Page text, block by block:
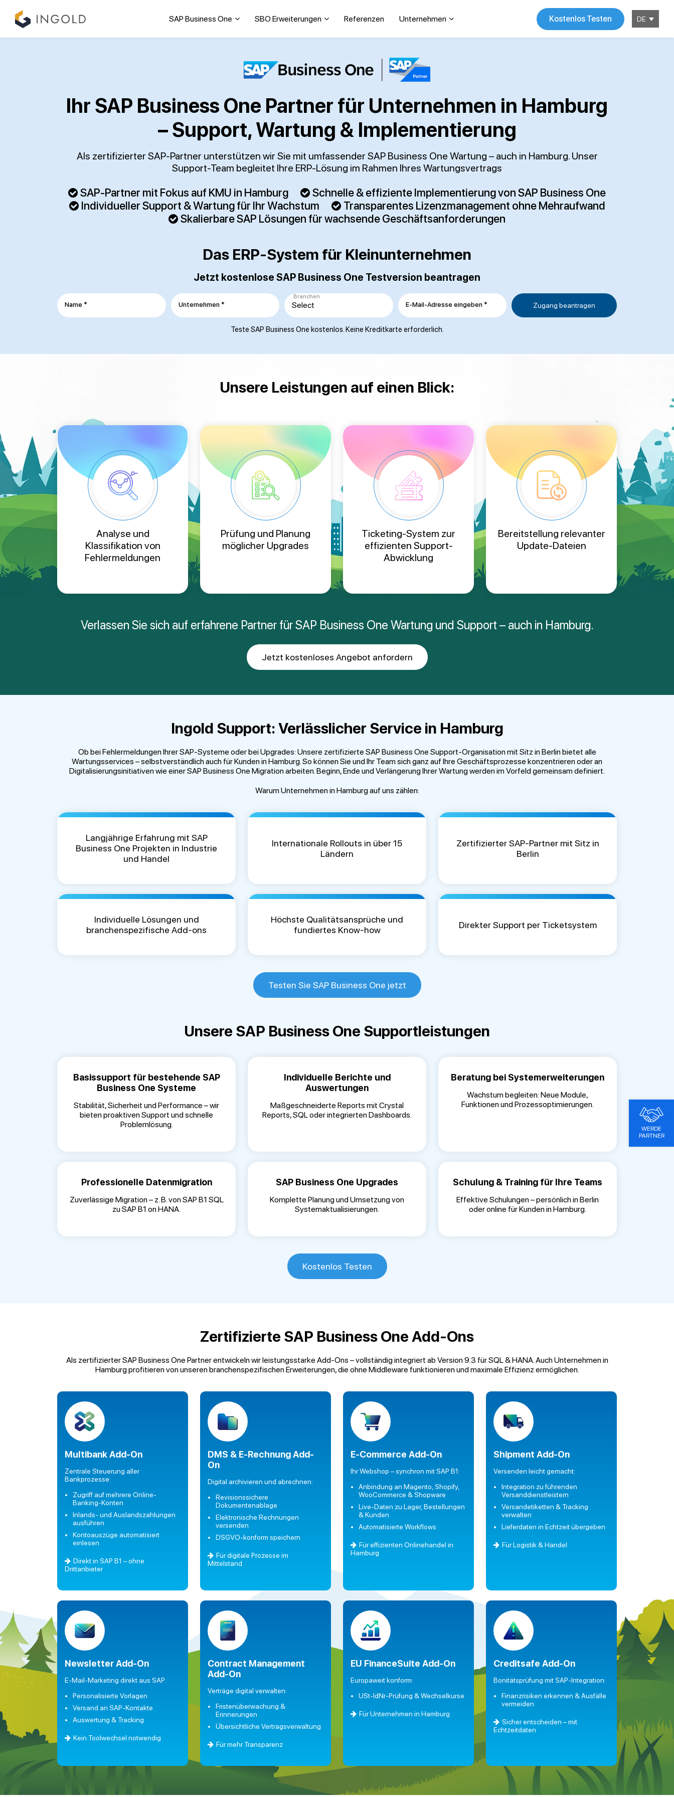
SAP Business One SBO Erweiterungen Referenzen Unternehmen DE
Kostenlos Testen
Ihr SAP Business One Partner für Unternehmen in Hamburg
– Support, Wartung & Implementierung
Als zertifizierter SAP-Partner unterstützen wir Sie mit umfassender SAP Business One Wartung – auch in Hamburg. Unser
Support-Team begleitet Ihre ERP-Lösung im Rahmen Ihres Wartungsvertrags
SAP-Partner mit Fokus auf KMU in Hamburg
Schnelle & effiziente Implementierung von SAP Business One
Individueller Support & Wartung für Ihr Wachstum
Transparentes Lizenzmanagement ohne Mehraufwand
Skalierbare SAP Lösungen für wachsende Geschäftsanforderungen
Das ERP-System für Kleinunternehmen
Jetzt kostenlose SAP Business One Testversion beantragen
Name * Unternehmen *
Branchen
E-Mail-Adresse eingeben *
Teste SAP Business One kostenlos. Keine Kreditkarte erforderlich.
Unsere Leistungen auf einen Blick:
Analyse und
Klassifikation von
Fehlermeldungen
Prüfung und Planung
möglicher Upgrades
Ticketing-System zur
effizienten Support-
Abwicklung
Bereitstellung relevanter
Update-Dateien
Verlassen Sie sich auf erfahrene Partner für SAP Business One Wartung und Support – auch in Hamburg.
Jetzt kostenloses Angebot anfordern
Ingold Support: Verlässlicher Service in Hamburg
Ob bei Fehlermeldungen Ihrer SAP-Systeme oder bei Upgrades: Unsere zertifizierte SAP Business One Support-Organisation mit Sitz in Berlin bietet alle
Wartungsservices – selbstverständlich auch für Kunden in Hamburg. So können Sie und Ihr Team sich ganz auf Ihre Geschäftsprozesse konzentrieren oder an
Digitalisierungsinitiativen wie einer SAP Business One Migration arbeiten. Beginn, Ende und Verlängerung Ihrer Wartung werden im Vorfeld gemeinsam definiert.
Warum Unternehmen in Hamburg auf uns zählen:
Langjährige Erfahrung mit SAP
Business One Projekten in Industrie
und Handel
Internationale Rollouts in über 15
Ländern
Zertifizierter SAP-Partner mit Sitz in
Berlin
Individuelle Lösungen und
branchenspezifische Add-ons
Höchste Qualitätsansprüche und
fundiertes Know-how
Direkter Support per Ticketsystem
Testen Sie SAP Business One jetzt
Unsere SAP Business One Supportleistungen
Basissupport für bestehende SAP
Business One Systeme
Stabilität, Sicherheit und Performance – wir
bieten proaktiven Support und schnelle
Problemlösung.
Individuelle Berichte und
Auswertungen
Maßgeschneiderte Reports mit Crystal
Reports, SQL oder integrierten Dashboards.
Beratung bei Systemerweiterungen
Wachstum begleiten: Neue Module,
Funktionen und Prozessoptimierungen.
Professionelle Datenmigration
Zuverlässige Migration – z. B. von SAP B1 SQL
zu SAP B1 on HANA.
SAP Business One Upgrades
Komplette Planung und Umsetzung von
Systemaktualisierungen.
Schulung & Training für Ihre Teams
Effektive Schulungen – persönlich in Berlin
oder online für Kunden in Hamburg.
Kostenlos Testen
Zertifizierte SAP Business One Add-Ons
Als zertifizierter SAP Business One Partner entwickeln wir leistungsstarke Add-Ons – vollständig integriert ab Version 9.3 für SQL & HANA. Auch Unternehmen in
Hamburg profitieren von unseren branchenspezifischen Erweiterungen, die ohne Middleware funktionieren und maximale Effizienz ermöglichen.
Multibank Add-On
Zentrale Steuerung aller
Bankprozesse:
Zugriff auf mehrere Online-
Banking-Konten
Inlands- und Auslandszahlungen
ausführen
Kontoauszüge automatisiert
einlesen
Direkt in SAP B1 – ohne
Drittanbieter
DMS & E-Rechnung Add-
On
Digital archivieren und abrechnen:
Revisionssichere
Dokumentenablage
Elektronische Rechnungen
versenden
DSGVO-konform speichern
Für digitale Prozesse im
Mittelstand
E-Commerce Add-On
Ihr Webshop – synchron mit SAP B1:
Anbindung an Magento, Shopify,
WooCommerce & Shopware
Live-Daten zu Lager, Bestellungen
& Kunden
Automatisierte Workflows
Für effizienten Onlinehandel in
Hamburg
Shipment Add-On
Versenden leicht gemacht:
Integration zu führenden
Versanddienstleistern
Versandetiketten & Tracking
verwalten
Lieferdaten in Echtzeit übergeben
Für Logistik & Handel
Newsletter Add-On
E-Mail-Marketing direkt aus SAP:
Personalisierte Vorlagen
Versand an SAP-Kontakte
Auswertung & Tracking
Kein Toolwechsel notwendig
Contract Management
Add-On
Verträge digital verwalten:
Fristenüberwachung &
Erinnerungen
Übersichtliche Vertragsverwaltung
Für mehr Transparenz
EU FinanceSuite Add-On
Europaweit konform:
USt-IdNr-Prüfung & Wechselkurse
Für Unternehmen in Hamburg
Creditsafe Add-On
Bonitätsprüfung mit SAP-Integration:
Finanzrisiken erkennen & Ausfälle
vermeiden
Sicher entscheiden – mit
Echtzeitdaten
WERDE
PARTNER